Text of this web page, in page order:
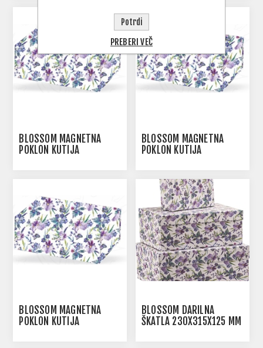
BLOSSOM MAGNETNA
POKLON KUTIJA
BLOSSOM MAGNETNA
POKLON KUTIJA
BLOSSOM MAGNETNA
POKLON KUTIJA
BLOSSOM DARILNA
ŠKATLA 230X315X125 MM
Potrdi
PREBERI VEČ